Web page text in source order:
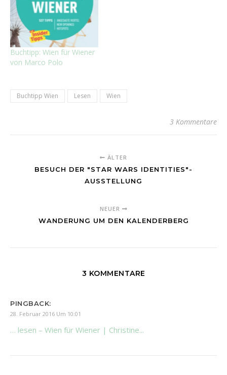
Buchtipp: Wien für Wiener
von Marco Polo
Buchtipp Wien Lesen Wien
3 Kommentare
ÄLTER
BESUCH DER "STAR WARS IDENTITIES"-
AUSSTELLUNG
NEUER
WANDERUNG UM DEN KALENDERBERG
3 KOMMENTARE
PINGBACK:
28. Februar 2016 Um 10:01
… lesen – Wien für Wiener | Christine...